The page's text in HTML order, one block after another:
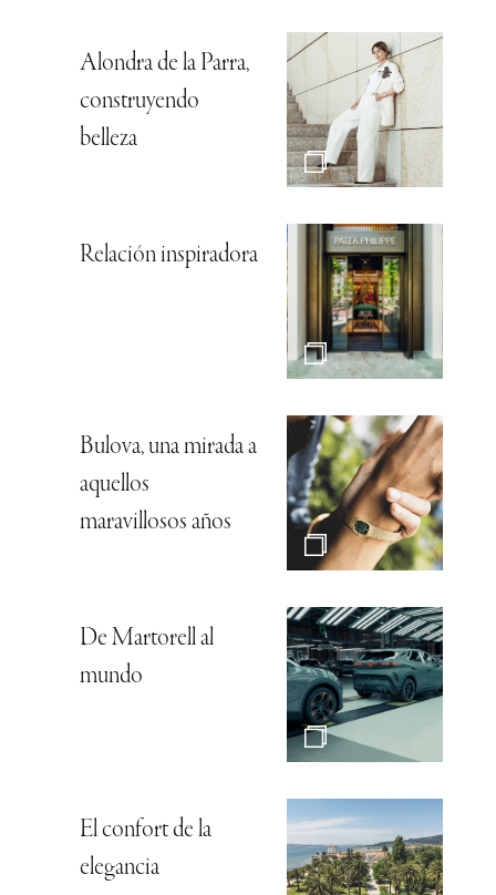
Alondra de la Parra,
construyendo
belleza
Relación inspiradora
Bulova, una mirada a
aquellos
maravillosos años
De Martorell al
mundo
El confort de la
elegancia